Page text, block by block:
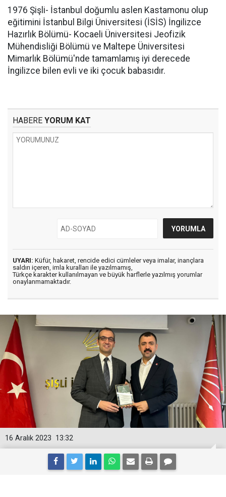
1976 Şişli- İstanbul doğumlu aslen Kastamonu olup
eğitimini İstanbul Bilgi Üniversitesi (İSİS) İngilizce
Hazırlık Bölümü- Kocaeli Üniversitesi Jeofizik
Mühendisliği Bölümü ve Maltepe Üniversitesi
Mimarlık Bölümü'nde tamamlamış iyi derecede
İngilizce bilen evli ve iki çocuk babasıdır.
HABERE YORUM KAT
UYARI: Küfür, hakaret, rencide edici cümleler veya imalar, inançlara
saldırı içeren, imla kuralları ile yazılmamış,
Türkçe karakter kullanılmayan ve büyük harflerle yazılmış yorumlar
onaylanmamaktadır.
13:32
16 Aralık 2023